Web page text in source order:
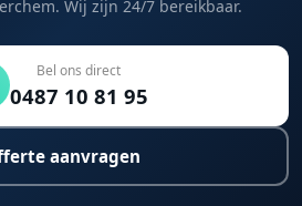
Wij zijn 24/7 bereikbaar.
Bel ons direct
0487 10 81 95
aanvragen